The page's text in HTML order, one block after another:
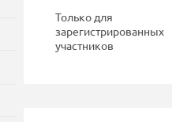
Только для
зарегистрированных
участников